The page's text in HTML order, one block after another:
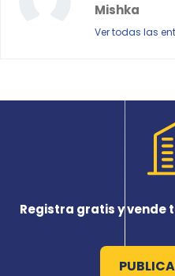
Mishka
Ver todas las
Registra gratis y vende